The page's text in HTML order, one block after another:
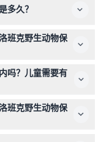
多久？
至下午5:00开放，
预订时确认）
班克野生动物保
分钟车程，驾车访
吗？儿童需要有
成人陪同。0-4岁
班克野生动物保